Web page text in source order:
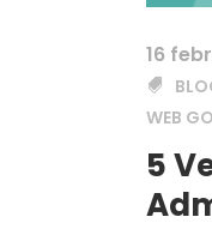
16
WEB
5